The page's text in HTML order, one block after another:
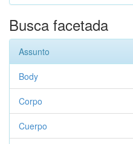
Busca facetada
Assunto
Body
Corpo
Cuerpo